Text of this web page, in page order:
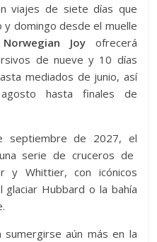
viajes de siete días que
y domingo desde el muelle
Norwegian Joyofrecerá
de nueve y 10 días
mediados de junio, así
hasta finales de
de 2027, el
serie de cruceros de
y Whittier, con icónicos
Hubbard o la bahía
aún más en la